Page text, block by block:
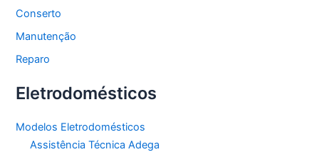
Conserto
Manutenção
Reparo
Eletrodomésticos
Modelos Eletrodomésticos
Assistência Técnica Adega